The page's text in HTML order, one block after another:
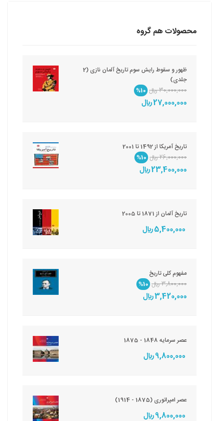
محصولات هم گروه
ظهور و سقوط رایش سوم تاریخ آلمان نازی (2
جلدی)
30,000,000 ريال
%10
27,000,000 ريال
تاریخ آمریکا از 1492 تا 2001
26,000,000 ريال
%10
23,400,000 ريال
تاریخ آلمان از 1871 تا 2005
5,400,000 ريال
مفهوم کلی تاریخ
3,800,000 ريال
%10
3,420,000 ريال
عصر سرمایه 1848 - 1875
9,800,000 ريال
عصر امپراتوری (1875 - 1914)
9,800,000 ريال